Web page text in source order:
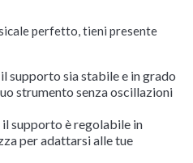
perfetto, tieni presente
supporto sia stabile e in grado
strumento senza oscillazioni
supporto è regolabile in
per adattarsi alle tue